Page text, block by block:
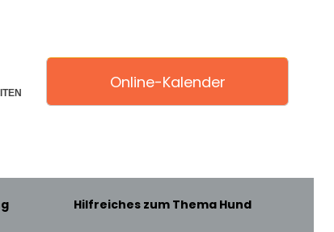
Online-Kalender
Hilfreiches zum Thema Hund